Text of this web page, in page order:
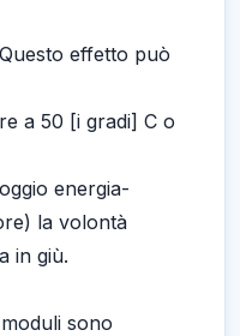
effetto può
a 50 [i gradi] C o
energia-
la volontà
in giù.
sono